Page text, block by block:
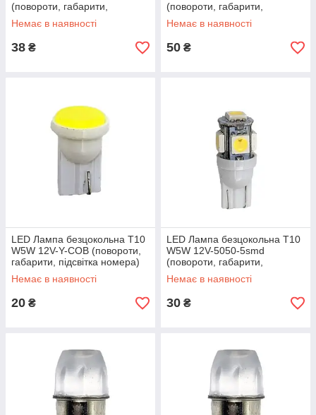
(повороти, габарити,
підсвітка номера)
Немає в наявності
38 ₴
(повороти, габарити,
підсвітка номера)
Немає в наявності
50 ₴
LED Лампа безцокольна T10
W5W 12V-Y-COB (повороти,
габарити, підсвітка номера)
Немає в наявності
20 ₴
LED Лампа безцокольна T10
W5W 12V-5050-5smd
(повороти, габарити,
підсвітка номера)
Немає в наявності
30 ₴